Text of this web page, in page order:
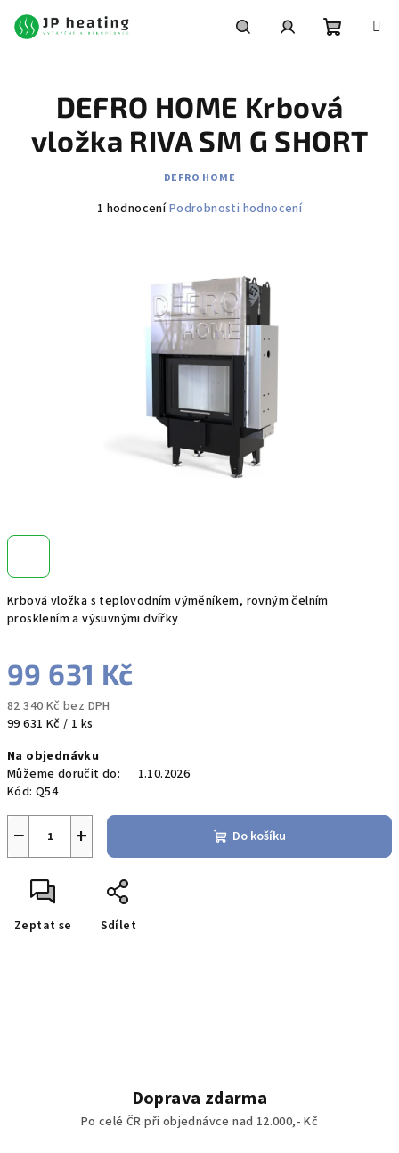
obsah
košík
Krbová vložka s teplovodním výměníkem, rovným čelním
prosklením a výsuvnými dvířky
99 631 Kč
82 340 Kč bez DPH
Měrná
99 631 Kč / 1 ks
Na objednávku
Můžeme doručit do:
1.10.2026
Kód: Q54
+
− Do košíku
Zeptat se Sdílet
DEFRO HOME Krbová
vložka RIVA SM G SHORT
DEFRO HOME
Průměrné
hvězdiček.
1 hodnoceníPodrobnosti hodnocení
Doprava zdarma
Po celé ČR při objednávce nad 12.000,- Kč